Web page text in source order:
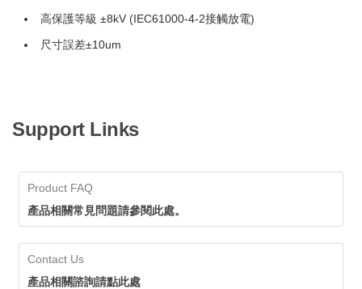
高保護等級 ±8kV (IEC61000-4-2接觸放電)
尺寸誤差±10um
Support Links
Product FAQ
產品相關常見問題請參閱此處。
Contact Us
產品相關諮詢請點此處